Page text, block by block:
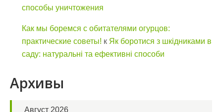
способы уничтожения
Как мы боремся с обитателями огурцов:
практические советы! к Як боротися з шкідниками в
саду: натуральні та ефективні способи
Архивы
Август 2026